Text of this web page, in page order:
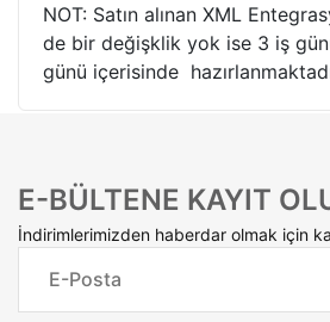
NOT: Satın alınan XML
de bir değişklik yok ise 3 iş
günü içerisinde
E-BÜLTENE KAYIT
İndirimlerimizden haberdar olmak için